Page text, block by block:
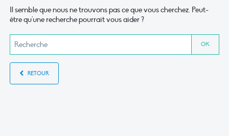
Il semble que nous ne trouvons pas ce que vous cherchez. Peut-
être qu'une recherche pourrait vous aider ?
RETOUR